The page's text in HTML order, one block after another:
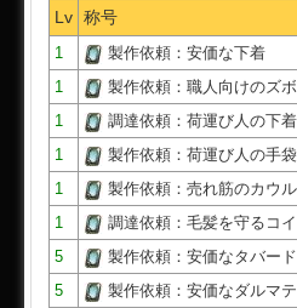
Lv 称号
1 製作依頼：安価な下着
1
製作依頼：職人向けのズ
1
調達依頼：荷運び人の下着
1
製作依頼：荷運び人の手袋
1
製作依頼：売れ筋のカウル
1
調達依頼：毛髪を守るコ
5
製作依頼：安価なタバード
5
製作依頼：安価なダルマ